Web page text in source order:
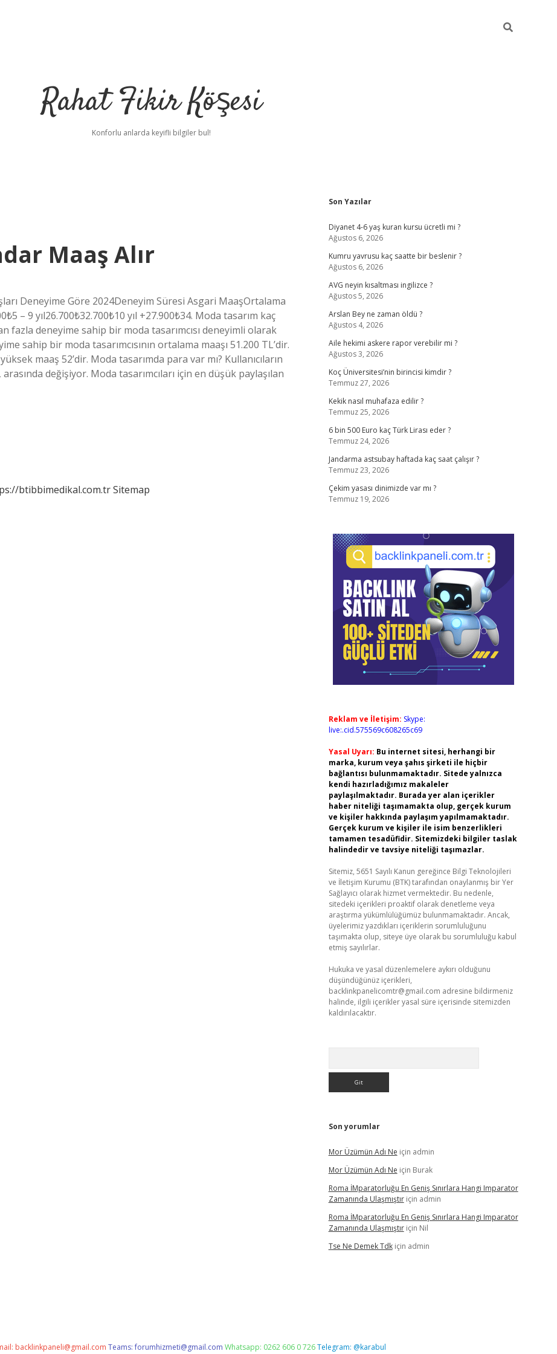
Rahat Fikir Köşesi
Konforlu anlarda keyifli bilgiler bul!
Maaş Alır
Deneyime Göre 2024Deneyim Süresi Asgari MaaşOrtalama
– 9 yıl26.700₺32.700₺10 yıl +27.900₺34. Moda tasarım kaç
fazla deneyime sahip bir moda tasarımcısı deneyimli olarak
sahip bir moda tasarımcısının ortalama maaşı 51.200 TL’dir.
maaş 52’dir. Moda tasarımda para var mı? Kullanıcıların
değişiyor. Moda tasarımcıları için en düşük paylaşılan
btibbimedikal.com.trSitemap
Sidebar
Son Yazılar
Diyanet 4-6 yaş kuran kursu ücretli mi ?
Ağustos 6, 2026
Kumru yavrusu kaç saatte bir beslenir ?
Ağustos 6, 2026
AVG neyin kısaltması ingilizce ?
Ağustos 5, 2026
Arslan Bey ne zaman öldü ?
Ağustos 4, 2026
Aile hekimi askere rapor verebilir mi ?
Ağustos 3, 2026
Koç Üniversitesi’nin birincisi kimdir ?
Temmuz 27, 2026
Kekik nasıl muhafaza edilir ?
Temmuz 25, 2026
6 bin 500 Euro kaç Türk Lirası eder ?
Temmuz 24, 2026
Jandarma astsubay haftada kaç saat çalışır ?
Temmuz 23, 2026
Çekim yasası dinimizde var mı ?
Temmuz 19, 2026
Reklam ve İletişim: Skype:
live:.cid.575569c608265c69
Yasal Uyarı: Bu internet sitesi, herhangi bir
marka, kurum veya şahıs şirketi ile hiçbir
bağlantısı bulunmamaktadır. Sitede yalnızca
kendi hazırladığımız makaleler
paylaşılmaktadır. Burada yer alan içerikler
haber niteliği taşımamakta olup, gerçek kurum
ve kişiler hakkında paylaşım yapılmamaktadır.
Gerçek kurum ve kişiler ile isim benzerlikleri
tamamen tesadüfidir. Sitemizdeki bilgiler taslak
halindedir ve tavsiye niteliği taşımazlar.
Sitemiz, 5651 Sayılı Kanun gereğince Bilgi Teknolojileri
ve İletişim Kurumu (BTK) tarafından onaylanmış bir Yer
Sağlayıcı olarak hizmet vermektedir. Bu nedenle,
sitedeki içerikleri proaktif olarak denetleme veya
araştırma yükümlülüğümüz bulunmamaktadır. Ancak,
üyelerimiz yazdıkları içeriklerin sorumluluğunu
taşımakta olup, siteye üye olarak bu sorumluluğu kabul
etmiş sayılırlar.
Hukuka ve yasal düzenlemelere aykırı olduğunu
düşündüğünüz içerikleri,
backlinkpanelicomtr@gmail.com adresine bildirmeniz
halinde, ilgili içerikler yasal süre içerisinde sitemizden
kaldırılacaktır.
Son yorumlar
Mor Üzümün Adı Ne için admin
Mor Üzümün Adı Ne için Burak
Roma İMparatorluğu En Geniş Sınırlara Hangi Imparator
Zamanında Ulaşmıştıriçin admin
Roma İMparatorluğu En Geniş Sınırlara Hangi Imparator
Zamanında Ulaşmıştıriçin Nil
Tse Ne Demek Tdkiçin admin
ilbet yeni giriş
backlinkpaneli@gmail.com Teams:forumhizmeti@gmail.com Whatsapp: 0262 606 0 726Telegram: @karabul